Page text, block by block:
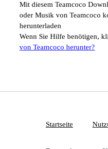
Mit diesem Teamcoco
oder Musik von Teamcoco
herunterladen
Wenn Sie Hilfe benötigen,
von Teamcoco herunter?
Startseite